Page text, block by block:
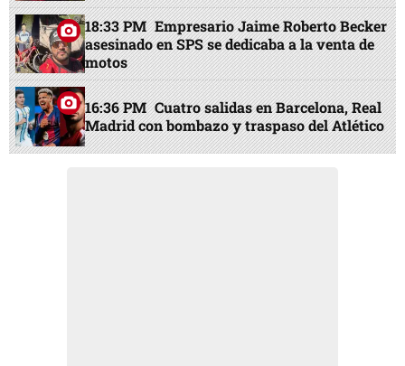
18:33 PM Empresario Jaime Roberto Becker
asesinado en SPS se dedicaba a la venta de
motos
16:36 PM Cuatro salidas en Barcelona, Real
Madrid con bombazo y traspaso del Atlético